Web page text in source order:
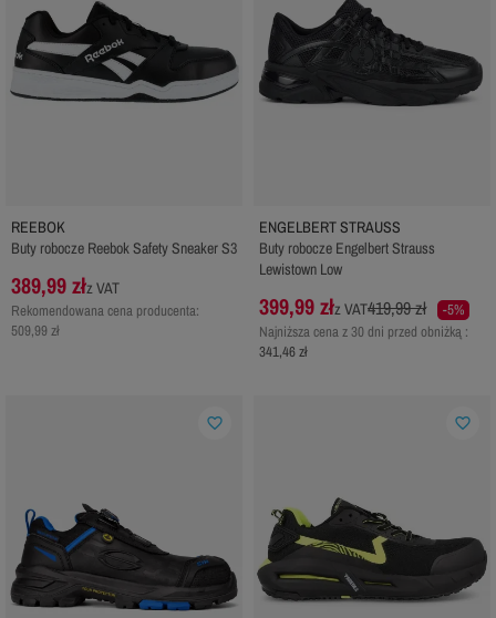
REEBOK
Buty robocze Reebok Safety Sneaker S3
389,99 złz VAT
Rekomendowana cena producenta:
509,99 zł
ENGELBERT STRAUSS
Buty robocze Engelbert Strauss
Lewistown Low
399,99 złz VAT419,99 zł
-5%
Najniższa cena z 30 dni przed obniżką :
341,46 zł
favorite_border favorite_border